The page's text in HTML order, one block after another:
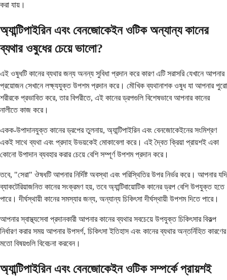
করা যায়।
অ্যান্টিপাইরিন এবং বেনজোকেইন ওটিক অন্যান্য কানের
ব্যথার ওষুধের চেয়ে ভালো?
এই ওষুধটি কানের ব্যথার জন্য অনন্য সুবিধা প্রদান করে কারণ এটি সরাসরি যেখানে আপনার
প্রয়োজন সেখানে লক্ষ্যযুক্ত উপশম প্রদান করে। মৌখিক ব্যথানাশক ওষুধ যা আপনার পুরো
শরীরকে প্রভাবিত করে, তার বিপরীতে, এই কানের ড্রপগুলি বিশেষভাবে আপনার কানের
নালীতে কাজ করে।
একক-উপাদানযুক্ত কানের ড্রপের তুলনায়, অ্যান্টিপাইরিন এবং বেনজোকেইনের সংমিশ্রণ
একই সাথে ব্যথা এবং প্রদাহ উভয়কেই মোকাবেলা করে। এই দ্বৈত ক্রিয়া প্রায়শই একা
কোনো উপাদান ব্যবহার করার চেয়ে বেশি সম্পূর্ণ উপশম প্রদান করে।
তবে, "সেরা" ঔষধটি আপনার নির্দিষ্ট অবস্থা এবং পরিস্থিতির উপর নির্ভর করে। আপনার যদি
ব্যাকটেরিয়াজনিত কানের সংক্রমণ হয়, তবে অ্যান্টিবায়োটিক কানের ড্রপ বেশি উপযুক্ত হতে
পারে। দীর্ঘস্থায়ী কানের সমস্যার জন্য, অন্যান্য চিকিৎসা দীর্ঘস্থায়ী উপশম দিতে পারে।
আপনার স্বাস্থ্যসেবা প্রদানকারী আপনার কানের ব্যথার সবচেয়ে উপযুক্ত চিকিৎসার বিকল্প
নির্ধারণ করার সময় আপনার উপসর্গ, চিকিৎসা ইতিহাস এবং কানের ব্যথার অন্তর্নিহিত কারণের
মতো বিষয়গুলি বিবেচনা করবেন।
অ্যান্টিপাইরিন এবং বেনজোকেইন ওটিক সম্পর্কে প্রায়শই